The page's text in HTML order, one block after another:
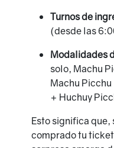
Turnos de
(desde las
Modalidades
solo, Machu
Machu
+ Huchuy
Esto significa que,
comprado tu